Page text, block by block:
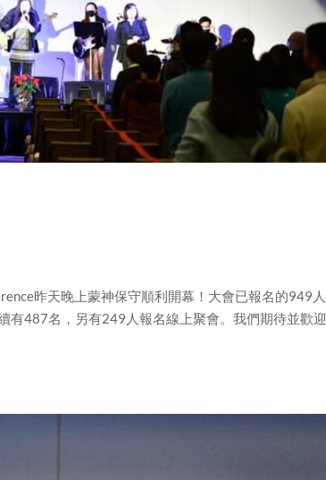
昨天晚上蒙神保守順利開幕！大會已報名的949人
有487名，另有249人報名線上聚會。我們期待並歡迎